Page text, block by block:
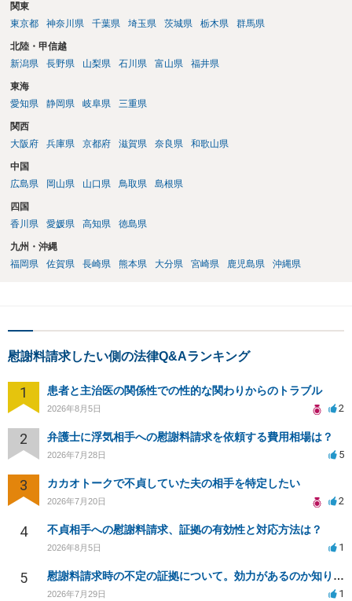
関東
東京都
神奈川県 千葉県 埼玉県 茨城県 栃木県 群馬県
北陸・甲信越
新潟県
長野県 山梨県 石川県 富山県 福井県
東海
愛知県
静岡県 岐阜県 三重県
関西
大阪府
兵庫県 京都府 滋賀県 奈良県 和歌山県
中国
広島県
岡山県 山口県 鳥取県 島根県
四国
香川県
愛媛県 高知県 徳島県
九州・沖縄
福岡県
佐賀県 長崎県 熊本県 大分県 宮崎県 鹿児島県 沖縄県
慰謝料請求したい側の法律Q&Aランキング
1 患者と主治医の関係性での性的な関わりからのトラブル
2026年8月5日 2
2 弁護士に浮気相手への慰謝料請求を依頼する費用相場は？
2026年7月28日 5
3 カカオトークで不貞していた夫の相手を特定したい
2026年7月20日 2
4 不貞相手への慰謝料請求、証拠の有効性と対応方法は？
2026年8月5日 1
5 慰謝料請求時の不定の証拠について。効力があるのか知りたい。
2026年7月29日 1